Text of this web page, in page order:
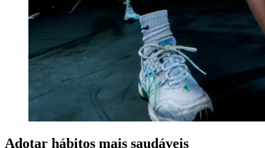
Adotar hábitos mais saudáveis